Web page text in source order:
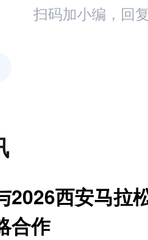
扫码加小编，回
2026西安马拉
合作